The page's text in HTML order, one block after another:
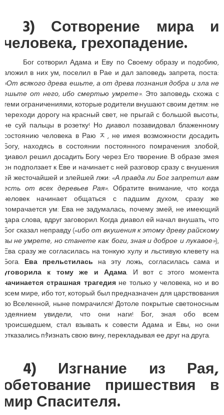
3) Сотворение мира и
человека, грехопадение.
Бог сотворил Адама и Еву по Своему образу и подобию,
вложил в них ум, поселил в Рае и дал заповедь запрета, поста:
«От всякого древа ешьте, а от древа познания добра и зла не
ешьте от него, ибо смертью умрете». Это заповедь схожа с
теми ограничениями, которые родители внушают своим детям: не
переходи дорогу на красный свет, не прыгай с большой высоты,
не суй пальцы в розетку! Но диавол позавидовал блаженному
состоянию человека в Раю ﾸ, не имея возможности досадить
Богу, находясь в состоянии постоянного помрачения злобой,
диавол решил досадить Богу через Его творение. В образе змея
он подползает к Еве и начинает с ней разговор сразу с внушения
ей жесточайшей и злейшей лжи: «А правда ли Бог запретил вам
есть от всех деревьев Рая».Обратите внимание, что когда
человек начинает общаться с падшим духом, сразу же
помрачается ум: Ева не задумалась, почему змей, не имеющий
дара слова, вдруг заговорил. Когда диавол ей начал внушать, что
Бог сказал неправду («ибо от вкушения к этому древу райскому
вы не умрете, но станете как боги, зная и доброе и лукавое»),
Ева сразу же согласилась на тонкую хулу и льстивую клевету на
Бога. Ева прельстилась на эту ложь, согласилась сама и
уговорила к тому же и Адама. И вот с этого момента
начинается страшная трагедияне только у человека, но и во
всем мире, ибо тот, который был предназначен для царствования
во Вселенной, ныне помрачился! Дотоле покрытые светоносным
одеянием увидели, что они наги! Бог, зная обо всем
происшедшем, стал взывать к совести Адама и Евы, но они
отказались пﾀизнать свою вину, перекладывая ее друг на друга.
4) Изгнание из Рая,
обетование пришествия в
мир Спасителя.